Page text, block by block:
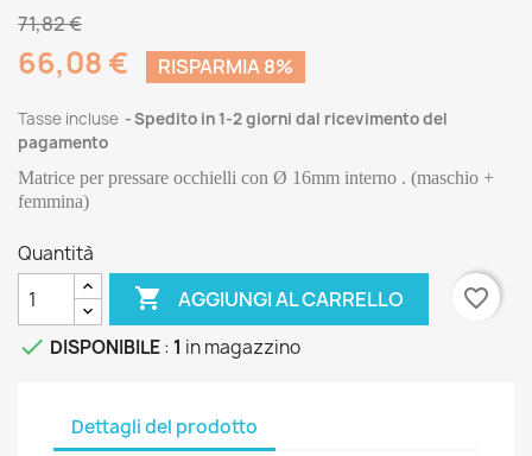
71,82 €
66,08 € RISPARMIA 8%
Tasse incluse
Spedito in 1-2 giorni dal ricevimento del
pagamento
Matrice per pressare occhielli con Ø 16mm interno . (maschio +
femmina)
Quantità
 AGGIUNGI AL CARRELLO
favorite_border
 DISPONIBILE: 1 in magazzino
Dettagli del prodotto